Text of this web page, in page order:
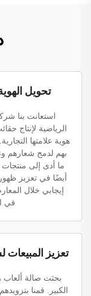
تحويل
استعانت بنا
الرياضية لإنتاج
هوية علامتها
بهم لدمج شعارهم
ما أدى إلى منتجات
أيضًا في تعزيز
في
تعزيز المبيعات
بحثت صالة ألعاب
الكبير. قمنا